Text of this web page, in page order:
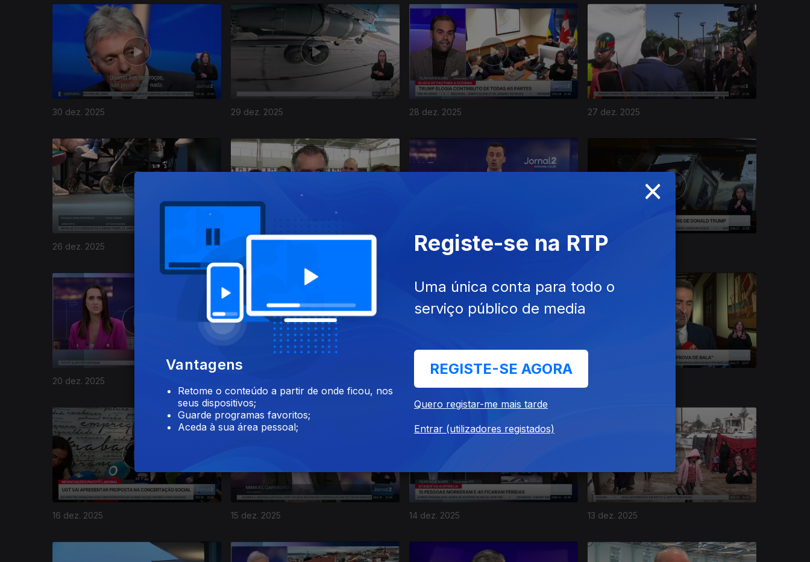
30 dez. 2025 29 dez. 2025 28 dez. 2025 27 dez. 2025
26 dez. 2025 22 dez. 2025 21 dez. 2025
20 dez. 2025
896774
16 dez. 2025 15 dez. 2025 14 dez. 2025 13 dez. 2025
×
Vantagens
Retome o conteúdo a partir de onde ficou, nos
seus dispositivos;
Guarde programas favoritos;
Aceda à sua área pessoal;
Registe-se na RTP
Uma única conta para todo o
serviço público de media
REGISTE-SE AGORA
Quero registar-me mais tarde
Entrar (utilizadores registados)